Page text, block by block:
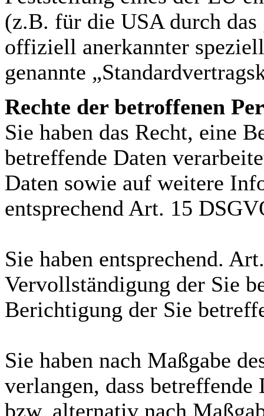
(z.B. für die USA durch
offiziell anerkannter
genannte
Rechte der betroffenen
Sie haben das Recht, eine
betreffende Daten
Daten sowie auf weitere
entsprechend Art. 15
Sie haben entsprechend.
Vervollständigung der Sie
Berichtigung der Sie
Sie haben nach Maßgabe
verlangen, dass
bzw. alternativ nach